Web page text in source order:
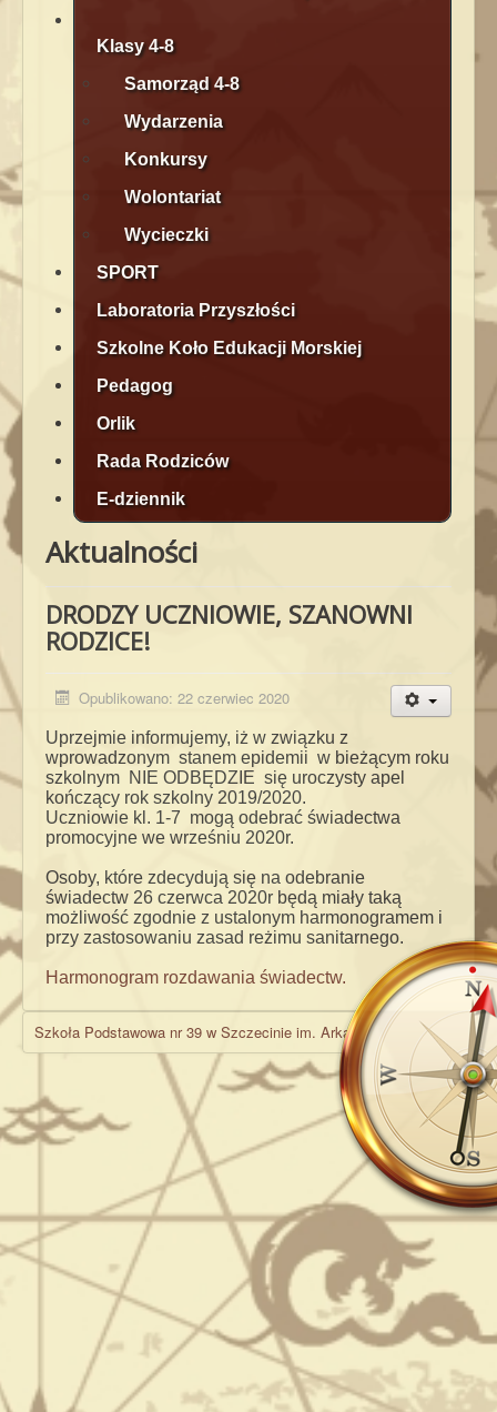
Klasy 4-8
Samorząd 4-8
Wydarzenia
Konkursy
Wolontariat
Wycieczki
SPORT
Laboratoria Przyszłości
Szkolne Koło Edukacji Morskiej
Pedagog
Orlik
Rada Rodziców
E-dziennik
Aktualności
DRODZY UCZNIOWIE, SZANOWNI
RODZICE!
Opublikowano: 22 czerwiec 2020
Uprzejmie informujemy, iż w związku z
wprowadzonym stanem epidemii w bieżącym roku
szkolnym NIE ODBĘDZIE się uroczysty apel
kończący rok szkolny 2019/2020.
Uczniowie kl. 1-7 mogą odebrać świadectwa
promocyjne we wrześniu 2020r.
Osoby, które zdecydują się na odebranie
świadectw 26 czerwca 2020r będą miały taką
możliwość zgodnie z ustalonym harmonogramem i
przy zastosowaniu zasad reżimu sanitarnego.
Harmonogram rozdawania świadectw.
Szkoła Podstawowa nr 39 w Szczecinie im. Arkadego Fiedlera